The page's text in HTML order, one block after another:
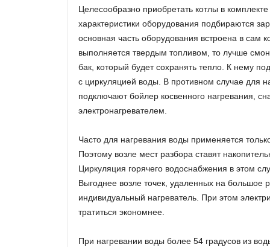
Целесообразно приобретать котлы в
характеристики оборудования подбираются
основная часть оборудования встроена в сам
выполняется твердым топливом, то лучше
бак, который будет сохранять тепло. К нему
с циркуляцией воды. В противном случае для
подключают бойлер косвенного нагревания,
электронагревателем.
Часто для нагревания воды применяется
Поэтому возле мест разбора ставят
Циркуляция горячего водоснабжения в этом
Выгоднее возле точек, удаленных на большое
индивидуальный нагреватель. При этом
тратиться экономнее.
При нагревании воды более 54 градусов из